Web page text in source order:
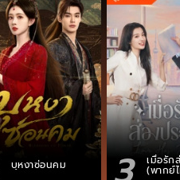
บุหงาซ่อนคม เมื่อรัก
(พากย์